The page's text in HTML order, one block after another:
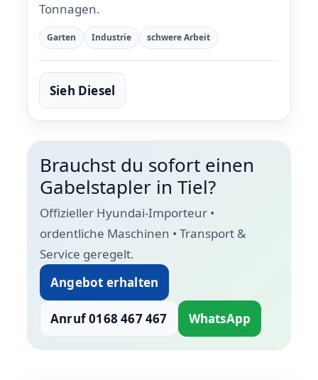
Tonnagen.
Garten Industrie schwere Arbeit
Sieh Diesel
Brauchst du sofort einen
Gabelstapler in Tiel?
Offizieller Hyundai-Importeur •
ordentliche Maschinen • Transport &
Service geregelt.
Angebot erhalten
Anruf 0168 467 467 WhatsApp